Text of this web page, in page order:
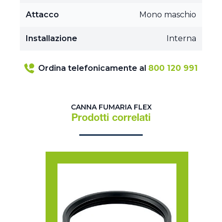
Attacco Mono maschio
Installazione Interna
Ordina telefonicamente al 800 120 991
CANNA FUMARIA FLEX
Prodotti correlati